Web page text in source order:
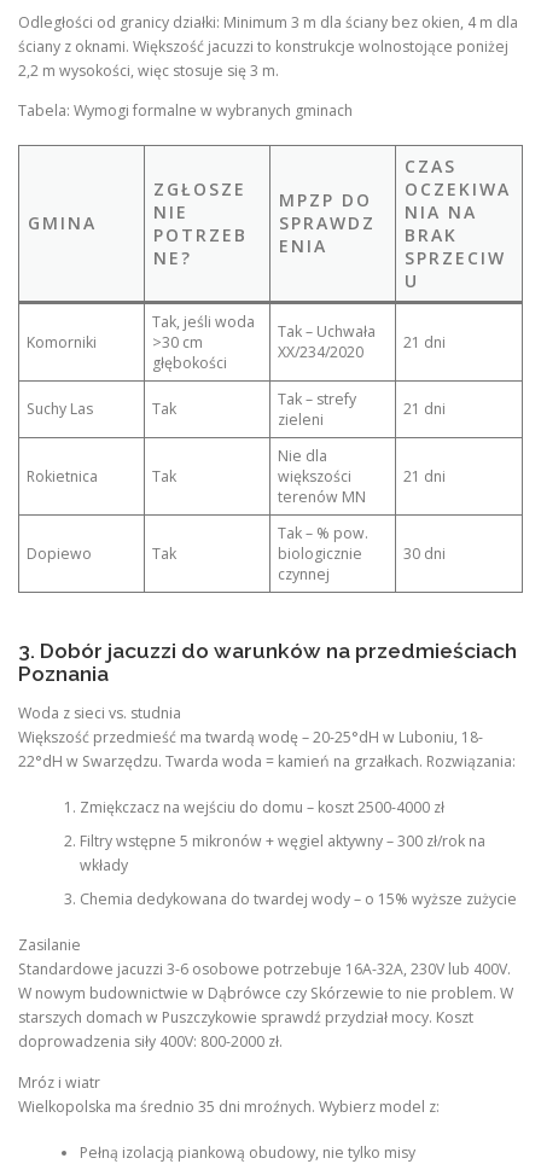
Odległości od granicy działki: Minimum 3 m dla ściany bez okien, 4 m dla
ściany z oknami. Większość jacuzzi to konstrukcje wolnostojące poniżej
2,2 m wysokości, więc stosuje się 3 m.
Tabela: Wymogi formalne w wybranych gminach
GMINA
ZGŁOSZE
NIE
POTRZEB
NE?
MPZP DO
SPRAWDZ
ENIA
CZAS
OCZEKIWA
NIA NA
BRAK
SPRZECIW
U
Komorniki
Tak, jeśli woda
>30 cm
głębokości
Tak – Uchwała
XX/234/2020
21 dni
Suchy Las Tak
Tak – strefy
zieleni
21 dni
Rokietnica Tak
Nie dla
większości
terenów MN
21 dni
Dopiewo Tak
Tak – % pow.
biologicznie
czynnej
30 dni
3. Dobór jacuzzi do warunków na przedmieściach
Poznania
Woda z sieci vs. studnia
Większość przedmieść ma twardą wodę – 20-25°dH w Luboniu, 18-
22°dH w Swarzędzu. Twarda woda = kamień na grzałkach. Rozwiązania:
Zmiękczacz na wejściu do domu – koszt 2500-4000 zł
Filtry wstępne 5 mikronów + węgiel aktywny – 300 zł/rok na
wkłady
Chemia dedykowana do twardej wody – o 15% wyższe zużycie
Zasilanie
Standardowe jacuzzi 3-6 osobowe potrzebuje 16A-32A, 230V lub 400V.
W nowym budownictwie w Dąbrówce czy Skórzewie to nie problem. W
starszych domach w Puszczykowie sprawdź przydział mocy. Koszt
doprowadzenia siły 400V: 800-2000 zł.
Mróz i wiatr
Wielkopolska ma średnio 35 dni mroźnych. Wybierz model z:
Pełną izolacją piankową obudowy, nie tylko misy